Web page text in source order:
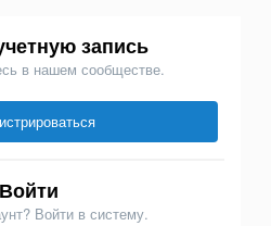
запись
в нашем сообществе.
Войти
Войти в систему.